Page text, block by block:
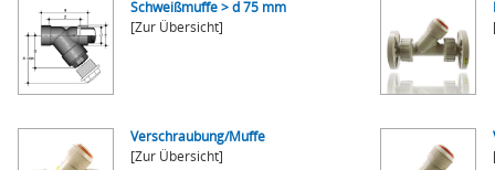
Schweißmuffe > d 75 mm
[Zur Übersicht]
Verschraubung/Muffe
[Zur Übersicht]